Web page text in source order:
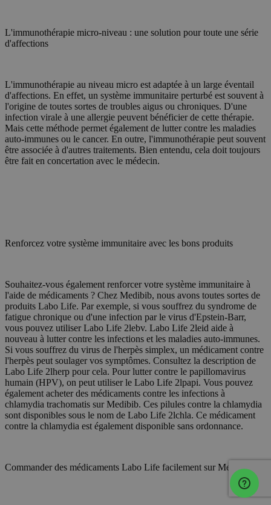
L'immunothérapie micro-niveau : une solution pour toute une série
d'affections
L'immunothérapie au niveau micro est adaptée à un large éventail
d'affections. En effet, un système immunitaire perturbé est souvent à
l'origine de toutes sortes de troubles aigus ou chroniques. D'une
infection virale à une allergie peuvent bénéficier de cette thérapie.
Mais cette méthode permet également de lutter contre les maladies
auto-immunes ou le cancer. En outre, l'immunothérapie peut souvent
être associée à d'autres traitements. Bien entendu, cela doit toujours
être fait en concertation avec le médecin.
Renforcez votre système immunitaire avec les bons produits
Souhaitez-vous également renforcer votre système immunitaire à
l'aide de médicaments ? Chez Medibib, nous avons toutes sortes de
produits Labo Life. Par exemple, si vous souffrez du syndrome de
fatigue chronique ou d'une infection par le virus d'Epstein-Barr,
vous pouvez utiliser Labo Life 2lebv. Labo Life 2leid aide à
nouveau à lutter contre les infections et les maladies auto-immunes.
Si vous souffrez du virus de l'herpès simplex, un médicament contre
l'herpès peut soulager vos symptômes. Consultez la description de
Labo Life 2lherp pour cela. Pour lutter contre le papillomavirus
humain (HPV), on peut utiliser le Labo Life 2lpapi. Vous pouvez
également acheter des médicaments contre les infections à
chlamydia trachomatis sur Medibib. Ces pilules contre la chlamydia
sont disponibles sous le nom de Labo Life 2lchla. Ce médicament
contre la chlamydia est également disponible sans ordonnance.
Commander des médicaments Labo Life facilement sur Medibib